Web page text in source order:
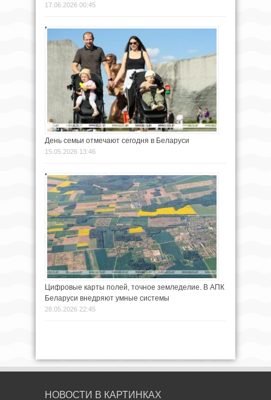
17.06.2026 00:45
День семьи отмечают сегодня в Беларуси
15.05.2026 13:46
Цифровые карты полей, точное земледелие. В АПК
Беларуси внедряют умные системы
28.05.2026 22:45
НОВОСТИ В КАРТИНКАХ